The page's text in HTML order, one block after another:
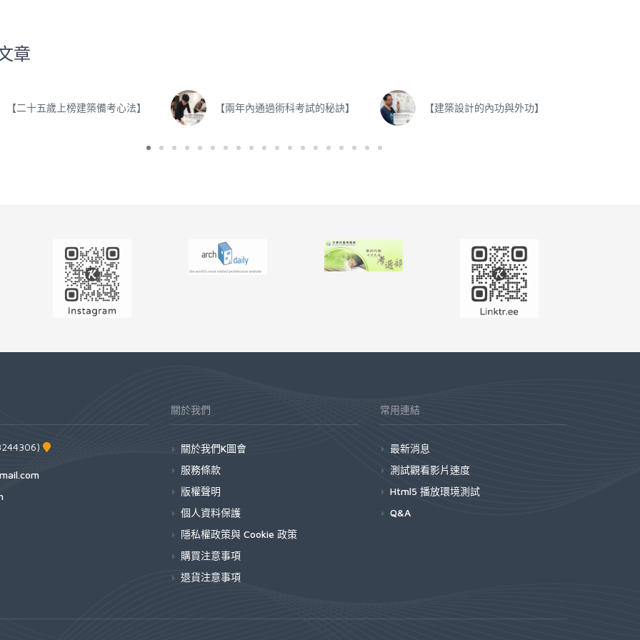
章
【二十五歲上榜建築備考心法】 【兩年內通過術科考試的秘訣】 【建築設計的內功與外功】
關於我們
關於我們K圖會
服務條款
版權聲明
個人資料保護
隱私權政策與 Cookie 政策
購買注意事項
退貨注意事項
常用連結
最新消息
測試觀看影片速度
Html5 播放環境測試
Q&A